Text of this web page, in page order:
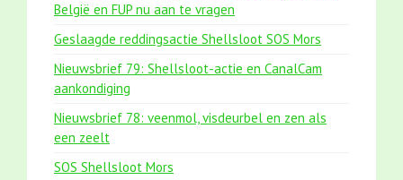
België en FUP nu aan te vragen
Geslaagde reddingsactie Shellsloot SOS Mors
Nieuwsbrief 79: Shellsloot-actie en CanalCam
aankondiging
Nieuwsbrief 78: veenmol, visdeurbel en zen als
een zeelt
SOS Shellsloot Mors